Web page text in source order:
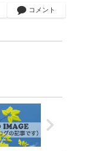
コメント